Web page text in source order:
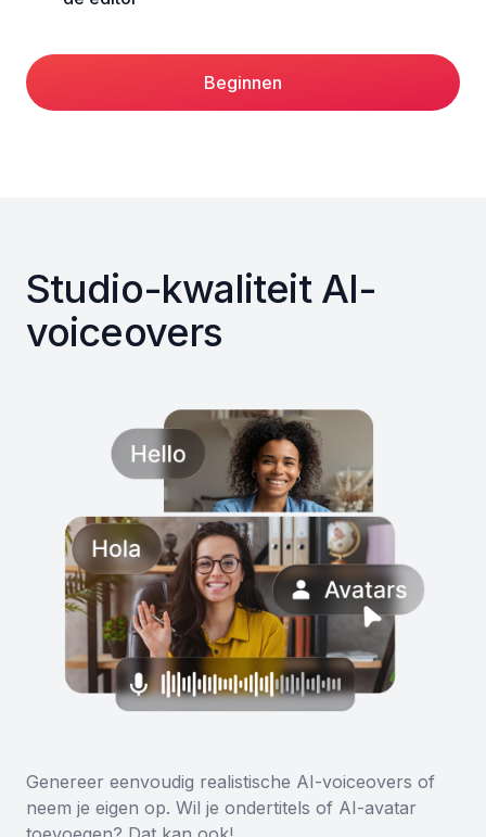
Beginnen
Studio-kwaliteit AI-
voiceovers
Genereer eenvoudig realistische AI-voiceovers of
neem je eigen op. Wil je ondertitels of AI-avatar